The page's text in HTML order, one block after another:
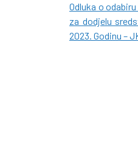
Odluka o
za dodjelu
2023. Godinu –